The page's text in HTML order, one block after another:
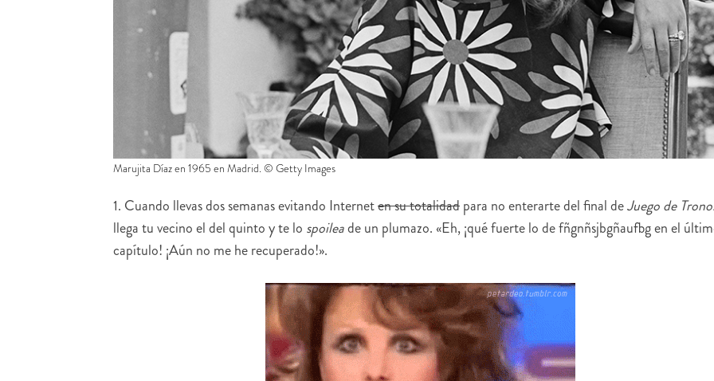
Marujita Díaz en 1965 en Madrid. © Getty Images
1. Cuando llevas dos semanas evitando Interneten su totalidadpara no enterarte del final deJuego de
llega tu vecino el del quinto y te lo spoileade un plumazo. «Eh, ¡qué fuerte lo de fñgnñsjbgñaufbg en el
capítulo! ¡Aún no me he recuperado!».